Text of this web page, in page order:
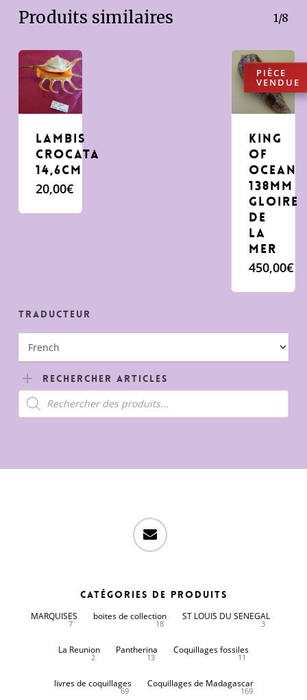
Produits similaires 1/8
lambis
crocata
14,6cm
20,00€
King
of
Ocean
138mm
Gloire
de
la
mer
450,00€
Traducteur
Rechercher Articles
Recherche
de
produits
email
Catégories de produits
MARQUISES
7
boites de collection
18
ST LOUIS DU SENEGAL
3
La Reunion
2
Pantherina
13
Coquillages fossiles
11
livres de coquillages
69
Coquillages de Madagascar
169